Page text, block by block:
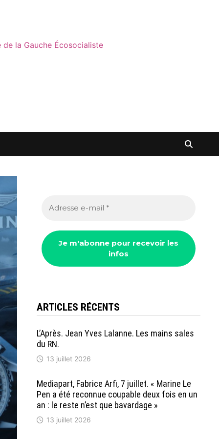
de la Gauche Écosocialiste
ARTICLES RÉCENTS
L’Après. Jean Yves Lalanne. Les mains sales
du RN.
13 juillet 2026
Mediapart, Fabrice Arfi, 7 juillet. « Marine Le
Pen a été reconnue coupable deux fois en un
an : le reste n’est que bavardage »
13 juillet 2026